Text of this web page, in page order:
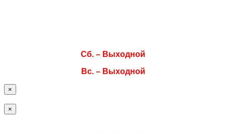
Сб. – Выходной
Вс. – Выходной
×
×